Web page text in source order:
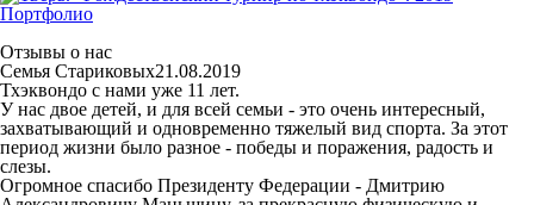
Портфолио
Отзывы о нас
Семья Стариковых21.08.2019
Тхэквондо с нами уже 11 лет.
У нас двое детей, и для всей семьи - это очень интересный,
захватывающий и одновременно тяжелый вид спорта. За этот
период жизни было разное - победы и поражения, радость и
слезы.
Огромное спасибо Президенту Федерации - Дмитрию